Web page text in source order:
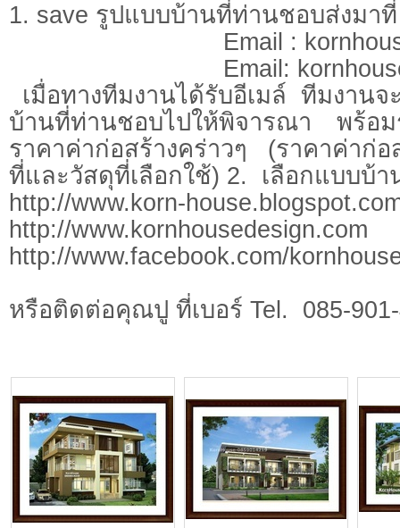
1. save รูปแบบบ้านที่ท่านชอบส่งมาที่
Email :
Email:
เมื่อทางทีมงานได้รับอีเมล์ ทีมงานจ
บ้านที่ท่านชอบไปให้พิจารณา พร้อ
ราคาค่าก่อสร้างคร่าวๆ (ราคาค่าก่
ที่และวัสดุที่เลือกใช้) 2. เลือกแบบบ้
http://www.korn-
http://www.kornhousedesign.com
http://
หรือติดต่อคุณปู ที่เบอร์ Tel. 085-